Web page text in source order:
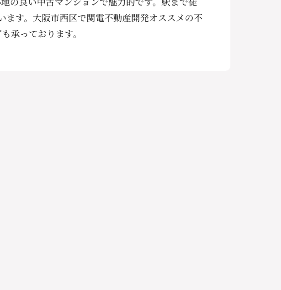
す。大阪市西区で関電不動産開発オススメの不
承っております。